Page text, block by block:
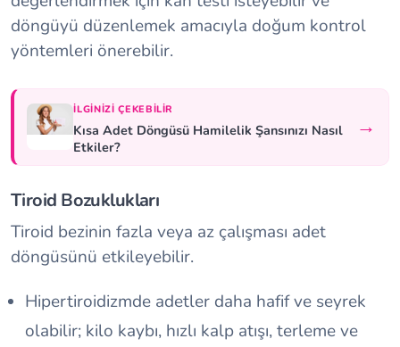
döngüyü düzenlemek amacıyla doğum kontrol
yöntemleri önerebilir.
İLGINIZI ÇEKEBILIR
Kısa Adet Döngüsü Hamilelik Şansınızı Nasıl
Etkiler?
→
Tiroid Bozuklukları
Tiroid bezinin fazla veya az çalışması adet
döngüsünü etkileyebilir.
Hipertiroidizmde adetler daha hafif ve seyrek
olabilir; kilo kaybı, hızlı kalp atışı, terleme ve